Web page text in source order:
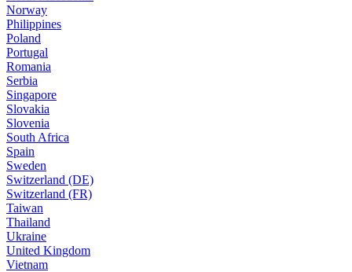
Norway
Philippines
Poland
Portugal
Romania
Serbia
Singapore
Slovakia
Slovenia
South Africa
Spain
Sweden
Switzerland (DE)
Switzerland (FR)
Taiwan
Thailand
Ukraine
United Kingdom
Vietnam